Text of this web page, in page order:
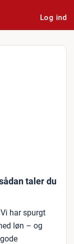
Log ind
taler du
har spurgt
løn – og